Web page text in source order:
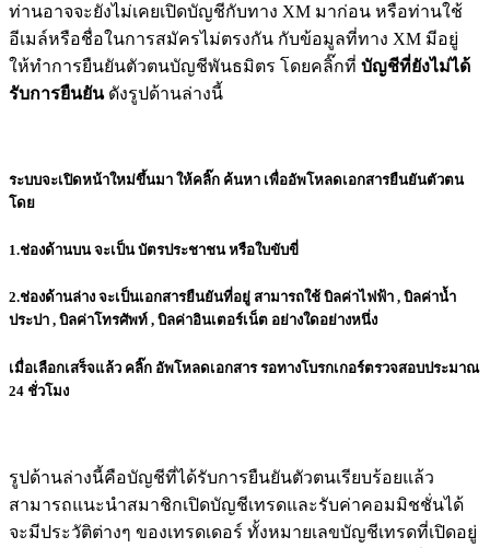
ท่านอาจจะยังไม่เคยเปิดบัญชีกับทาง XM มาก่อน หรือท่านใช้
อีเมล์หรือชื่อในการสมัครไม่ตรงกัน กับข้อมูลที่ทาง XM มีอยู่
ให้ทำการยืนยันตัวตนบัญชีพันธมิตร โดยคลิ๊กที่ บัญชีที่ยังไม่ได้
รับการยืนยันดังรูปด้านล่างนี้
ระบบจะเปิดหน้าใหม่ขึ้นมา ให้คลิ๊ก ค้นหา เพื่ออัพโหลดเอกสารยืนยันตัวตน
โดย
1.ช่องด้านบน จะเป็น บัตรประชาชน หรือใบขับขี่
2.ช่องด้านล่าง จะเป็นเอกสารยืนยันที่อยู่ สามารถใช้ บิลค่าไฟฟ้า , บิลค่าน้ำ
ประปา , บิลค่าโทรศัพท์ , บิลค่าอินเตอร์เน็ต อย่างใดอย่างหนึ่ง
เมื่อเลือกเสร็จแล้ว คลิ๊ก อัพโหลดเอกสารรอทางโบรกเกอร์ตรวจสอบประมาณ
24 ชั่วโมง
รูปด้านล่างนี้คือบัญชีที่ได้รับการยืนยันตัวตนเรียบร้อยแล้ว
สามารถแนะนำสมาชิกเปิดบัญชีเทรดและรับค่าคอมมิชชั่นได้
จะมีประวัติต่างๆ ของเทรดเดอร์ ทั้งหมายเลขบัญชีเทรดที่เปิดอยู่